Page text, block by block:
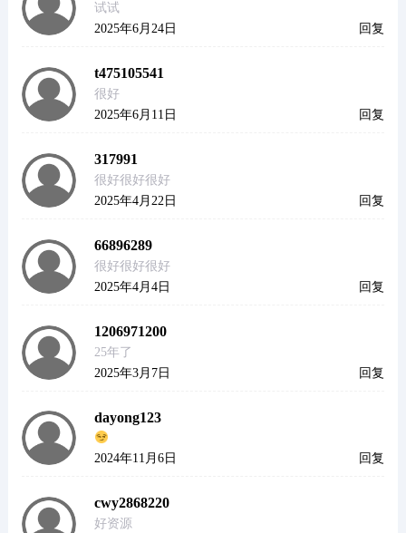
试试
2025年6月24日
回复
t475105541
很好
2025年6月11日
回复
317991
很好很好很好
2025年4月22日
回复
66896289
很好很好很好
2025年4月4日
回复
1206971200
25年了
2025年3月7日
回复
dayong123
2024年11月6日 回复
cwy2868220
好资源